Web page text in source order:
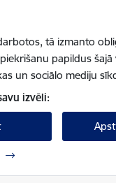
tā izmanto
papildus
un sociālo mediju
izvēli: